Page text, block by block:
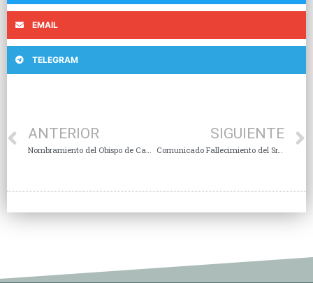
EMAIL
TELEGRAM
ANTERIOR SIGUIENTE
Comunicado Fallecimiento del Sr. José Efrain Tamez Pérez